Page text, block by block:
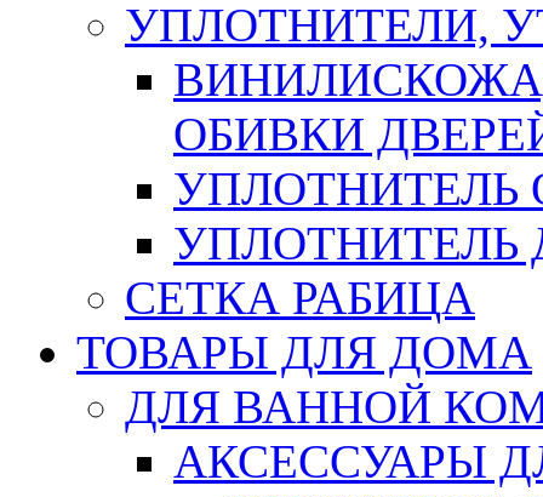
УПЛОТНИТЕЛИ,
ОБИВКИ
УПЛОТНИТЕЛЬ
СЕТКА РАБИЦА
ТОВАРЫ ДЛЯ ДОМА
ДЛЯ ВАННОЙ
АКСЕССУАРЫ